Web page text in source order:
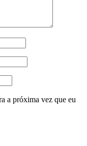
a próxima vez que eu